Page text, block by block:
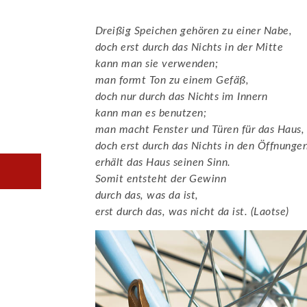
Dreißig Speichen gehören zu einer Nabe,
doch erst durch das Nichts in der Mitte
kann man sie verwenden;
man formt Ton zu einem Gefäß,
doch nur durch das Nichts im Innern
kann man es benutzen;
man macht Fenster und Türen für das Haus,
doch erst durch das Nichts in den
erhält das Haus seinen Sinn.
Somit entsteht der Gewinn
durch das, was da ist,
erst durch das, was nicht da ist. (Laotse)